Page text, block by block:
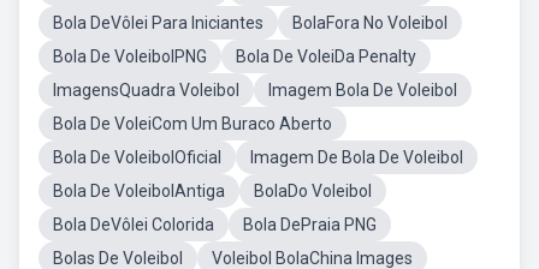
Bola DeVôlei Para Iniciantes
BolaFora No Voleibol
Bola De VoleibolPNG
Bola De VoleiDa Penalty
ImagensQuadra Voleibol
Imagem Bola De Voleibol
Bola De VoleiCom Um Buraco Aberto
Bola De VoleibolOficial
Imagem De Bola De Voleibol
Bola De VoleibolAntiga
BolaDo Voleibol
Bola DeVôlei Colorida
Bola DePraia PNG
Bolas De Voleibol
Voleibol BolaChina Images